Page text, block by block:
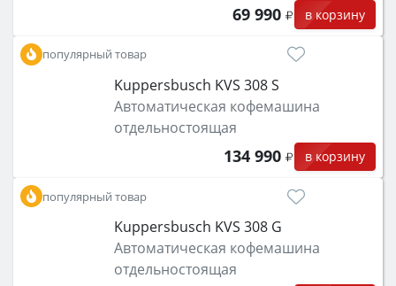
69 990 в корзину
популярный товар
Kuppersbusch KVS 308 S
Автоматическая кофемашина
отдельностоящая
134 990 в корзину
популярный товар
Kuppersbusch KVS 308 G
Автоматическая кофемашина
отдельностоящая